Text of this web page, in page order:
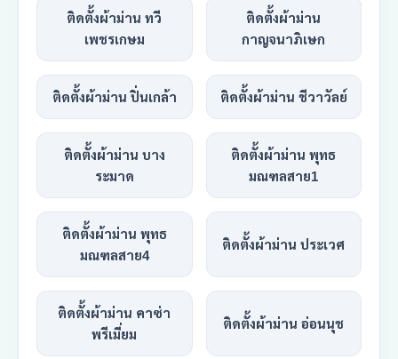
ติดตั้งผ้าม่าน ทวี
เพชรเกษม
ติดตั้งผ้าม่าน
กาญจนาภิเษก
ติดตั้งผ้าม่าน ปิ่นเกล้า ติดตั้งผ้าม่าน ชีวาวัลย์
ติดตั้งผ้าม่าน บาง
ระมาด
ติดตั้งผ้าม่าน พุทธ
มณฑลสาย1
ติดตั้งผ้าม่าน พุทธ
มณฑลสาย4
ติดตั้งผ้าม่าน ประเวศ
ติดตั้งผ้าม่าน คาซ่า
พรีเมี่ยม
ติดตั้งผ้าม่าน อ่อนนุช